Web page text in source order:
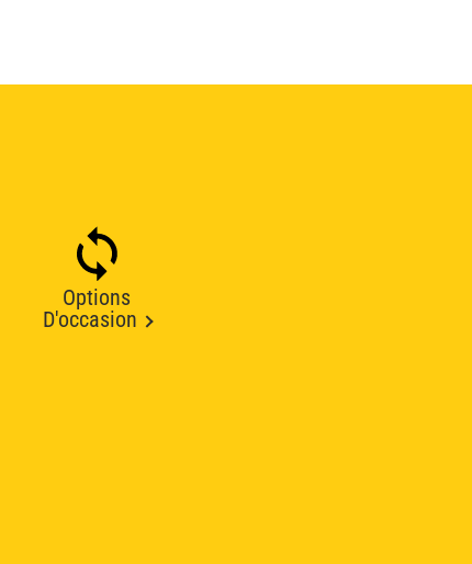
Options
D'occasion